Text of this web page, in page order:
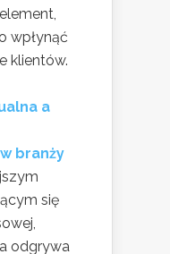
wpłynąć
klientów.
a
branży
się
odgrywa